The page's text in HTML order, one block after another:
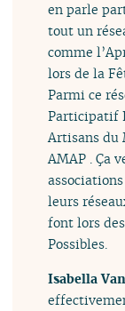
en parle
tout un
comme
lors de la
Parmi ce
Participatif
Artisans du
AMAP . Ça
leurs
font lors
Possibles.
Isabella